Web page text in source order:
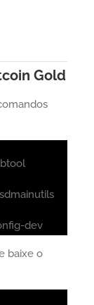
Gold
dev
baixe o